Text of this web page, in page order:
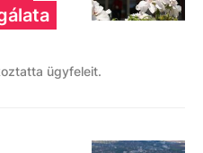
ügyfeleit.